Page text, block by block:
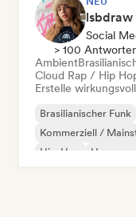
lsbdraw
Social
> 100
Ambient
Cloud Rap / Hip
Erstelle
Brasilianischer Funk
Kommerziell /
Hip-Hop
Hyperpop